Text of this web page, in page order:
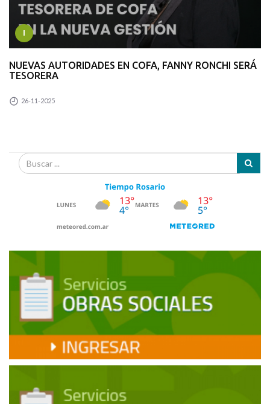
I
NUEVAS AUTORIDADES EN COFA, FANNY RONCHI SERÁ
TESORERA
26-11-2025